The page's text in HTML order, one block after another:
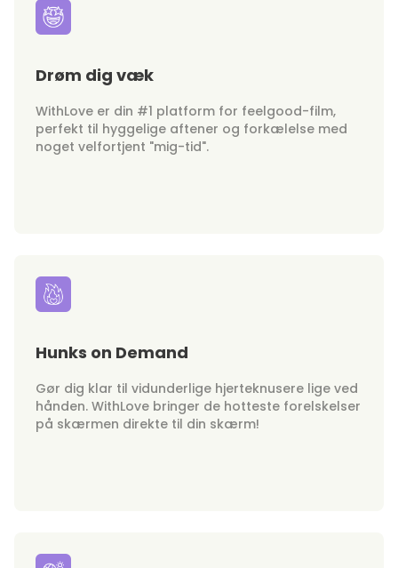
Drøm dig væk
WithLove er din #1 platform for feelgood-film,
perfekt til hyggelige aftener og forkælelse med
noget velfortjent "mig-tid".
Hunks on Demand
Gør dig klar til vidunderlige hjerteknusere lige ved
hånden. WithLove bringer de hotteste forelskelser
på skærmen direkte til din skærm!